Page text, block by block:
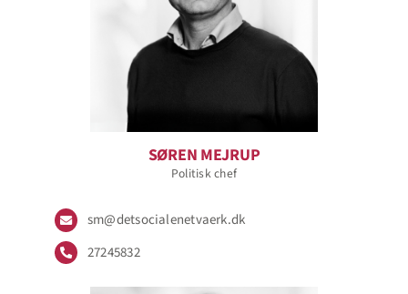
SØREN MEJRUP
Politisk chef
sm@detsocialenetvaerk.dk
27245832